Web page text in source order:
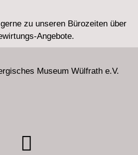
zu unseren Bürozeiten über
Angebote.
Museum Wülfrath e.V.